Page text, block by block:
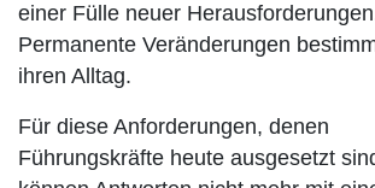
einer Fülle neuer
Permanente Veränderungen
ihren Alltag.
Für diese Anforderungen, denen
Führungskräfte heute ausgesetzt